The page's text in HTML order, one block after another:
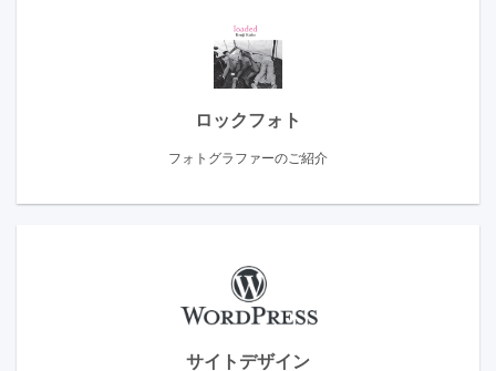
ロックフォト
フォトグラファーのご紹介
サイトデザイン